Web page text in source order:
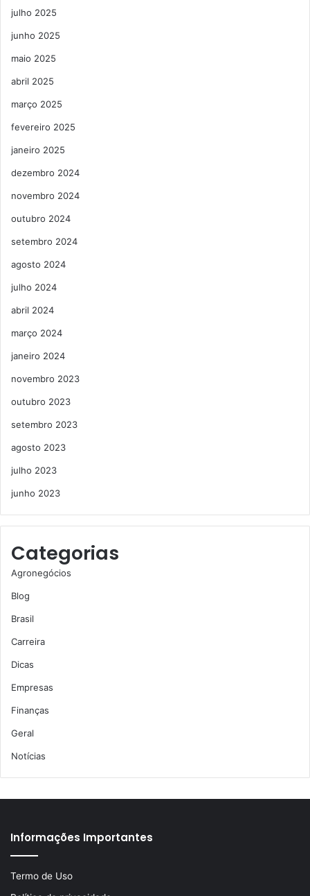
julho 2025
junho 2025
maio 2025
abril 2025
março 2025
fevereiro 2025
janeiro 2025
dezembro 2024
novembro 2024
outubro 2024
setembro 2024
agosto 2024
julho 2024
abril 2024
março 2024
janeiro 2024
novembro 2023
outubro 2023
setembro 2023
agosto 2023
julho 2023
junho 2023
Categorias
Agronegócios
Blog
Brasil
Carreira
Dicas
Empresas
Finanças
Geral
Notícias
Informações Importantes
Termo de Uso